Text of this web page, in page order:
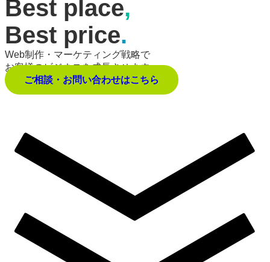
Best place,
Best price.
Web制作・マーケティング戦略で
お客様のビジネスを成長させます。
ご相談・お問い合わせはこちら